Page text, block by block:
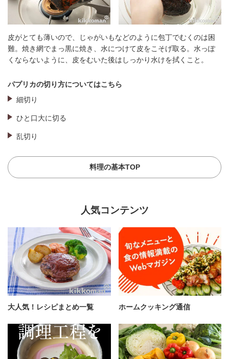
皮がとても薄いので、じゃがいもなどのように包丁でむくのは困
難。焼き網でまっ黒に焼き、水につけて皮をこそげ取る。水っぽ
くならないように、皮をむいた後はしっかり水けを拭くこと。
パプリカの切り方についてはこちら
細切り
ひと口大に切る
乱切り
料理の基本TOP
人気コンテンツ
大人気！レシピまとめ一覧 ホームクッキング通信